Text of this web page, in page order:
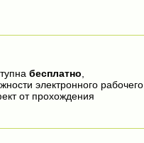
бесплатно
электронного рабочего
от прохождения